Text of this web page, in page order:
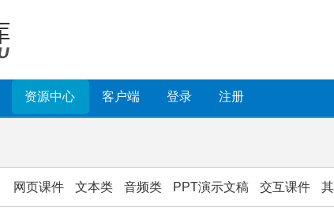
资源中心 客户端 登录 注册
网页课件 文本类 音频类 PPT演示文稿 交互课件